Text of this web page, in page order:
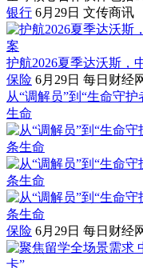
银行 6月29日 文传商讯
护航2026夏季达沃斯，
保险 6月29日 每日财经
从“调解员”到“生命守
生命
保险 6月29日 每日财经